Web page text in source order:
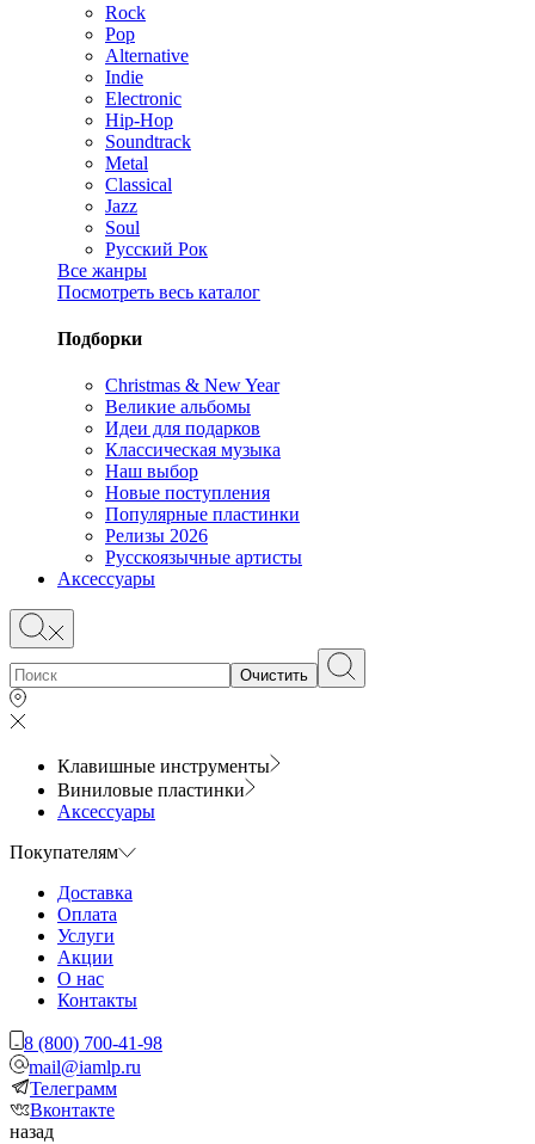
Rock
Pop
Alternative
Indie
Electronic
Hip-Hop
Soundtrack
Metal
Classical
Jazz
Soul
Русский Рок
Все жанры
Посмотреть весь каталог
Подборки
Christmas & New Year
Великие альбомы
Идеи для подарков
Классическая музыка
Наш выбор
Новые поступления
Популярные пластинки
Релизы 2026
Русскоязычные артисты
Аксессуары
Очистить
Клавишные инструменты
Виниловые пластинки
Аксессуары
Покупателям
Доставка
Оплата
Услуги
Акции
О нас
Контакты
8 (800) 700-41-98
mail@iamlp.ru
Телеграмм
Вконтакте
назад